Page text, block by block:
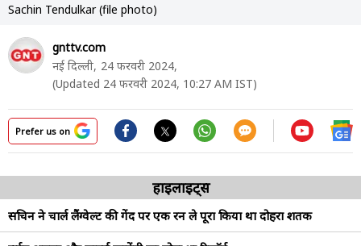
Sachin Tendulkar (file photo)
gnttv.com
नई दिल्ली, 24 फरवरी 2024,
(Updated 24 फरवरी 2024, 10:27 AM IST)
Prefer us on
हाइलाइट्स
सचिन ने चार्ल लैंग्वेल्ट की गेंद पर एक रन ले पूरा किया था दोहरा शतक